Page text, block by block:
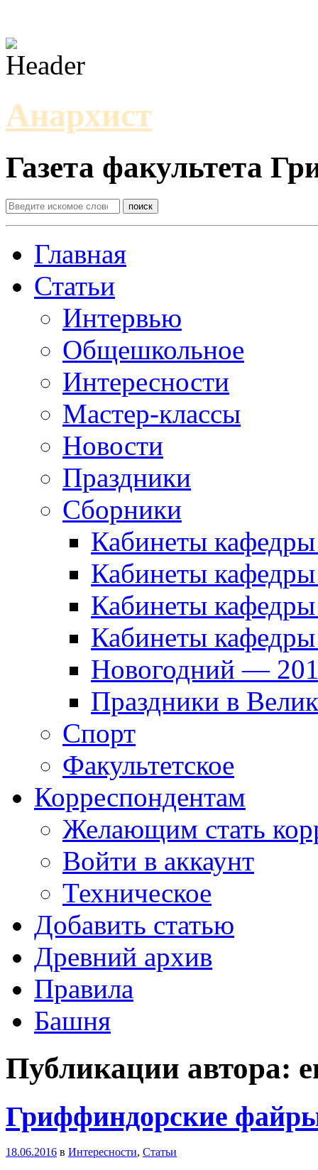
Анархист
Газета факультета
Главная
Статьи
Интервью
Общешкольное
Интересности
Мастер-классы
Новости
Праздники
Сборники
Кабинеты
Кабинеты
Кабинеты кафедры
Кабинеты
Новогодний —
Праздники в
Спорт
Факультетское
Корреспондентам
Желающим стать
Войти в аккаунт
Техническое
Добавить статью
Древний архив
Правила
Башня
Публикации автора:
Гриффиндорские
18.06.2016 в Интересности, Статьи